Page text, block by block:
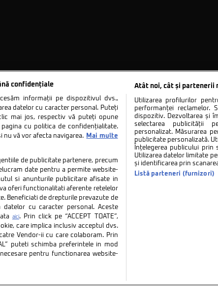
confidentialitate Politica de cookies
confidențiale
informații pe dispozitivul dvs.,
datelor cu caracter personal. Puteți
mai jos, respectiv vă puteți opune
cu politica de confidențialitate.
vă vor afecta navigarea.
Mai multe
de publicitate partenere, precum
date pentru a permite website-
si anunturile publicitare afisate in
oferi functionalitati aferente retelelor
Beneficiati de drepturile prevazute de
cu caracter personal. Aceste
aici. Prin click pe “ACCEPT TOATE”,
care implica inclusiv acceptul dvs.
Vendor-ii cu care colaboram. Prin
puteti schimba preferintele in mod
pentru functionarea website-
Atât noi, cât și partenerii
Utilizarea profilurilor
performanței reclamelor.
dispozitiv. Dezvoltarea și
selectarea publicității
personalizat. Măsurarea
publicitate personalizată.
Înțelegerea publicului
Utilizarea datelor limitate
și identificarea prin
Listă parteneri (furnizori)